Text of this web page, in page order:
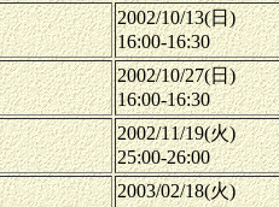
2002/10/13(日)
16:00-16:30
2002/10/27(日)
16:00-16:30
2002/11/19(火)
25:00-26:00
2003/02/18(火)